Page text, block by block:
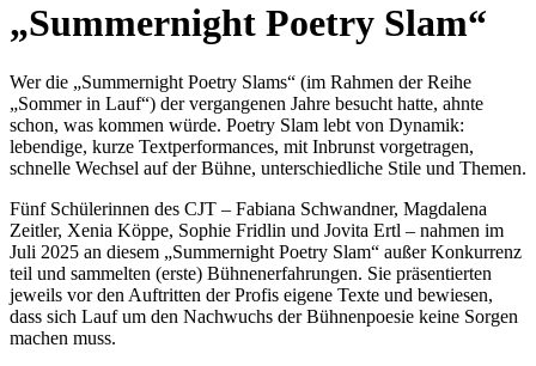
„Summernight Poetry Slam“
Textkörper
Wer die „Summernight Poetry Slams“ (im Rahmen der Reihe
„Sommer in Lauf“) der vergangenen Jahre besucht hatte, ahnte
schon, was kommen würde. Poetry Slam lebt von Dynamik:
lebendige, kurze Textperformances, mit Inbrunst vorgetragen,
schnelle Wechsel auf der Bühne, unterschiedliche Stile und Themen.
Fünf Schülerinnen des CJT – Fabiana Schwandner, Magdalena
Zeitler, Xenia Köppe, Sophie Fridlin und Jovita Ertl – nahmen im
Juli 2025 an diesem „Summernight Poetry Slam“ außer Konkurrenz
teil und sammelten (erste) Bühnenerfahrungen. Sie präsentierten
jeweils vor den Auftritten der Profis eigene Texte und bewiesen,
dass sich Lauf um den Nachwuchs der Bühnenpoesie keine Sorgen
machen muss.